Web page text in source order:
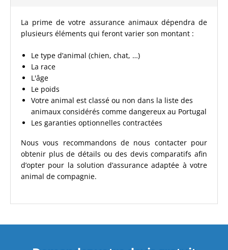
La prime de votre assurance animaux dépendra de
plusieurs éléments qui feront varier son montant :
Le type d’animal (chien, chat, …)
La race
L'âge
Le poids
Votre animal est classé ou non dans la liste des
animaux considérés comme dangereux au Portugal
Les garanties optionnelles contractées
Nous vous recommandons de nous contacter pour
obtenir plus de détails ou des devis comparatifs afin
d’opter pour la solution d’assurance adaptée à votre
animal de compagnie.